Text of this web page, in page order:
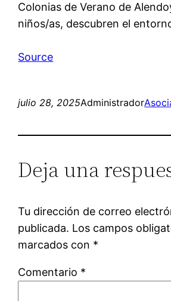
Colonias de Verano de
niños/as, descubren el
Source
julio 28, 2025Administrador
Deja una
Tu dirección de correo
publicada. Los campos
marcados con *
Comentario *